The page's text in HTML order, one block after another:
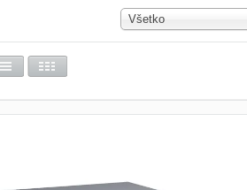
Všetko